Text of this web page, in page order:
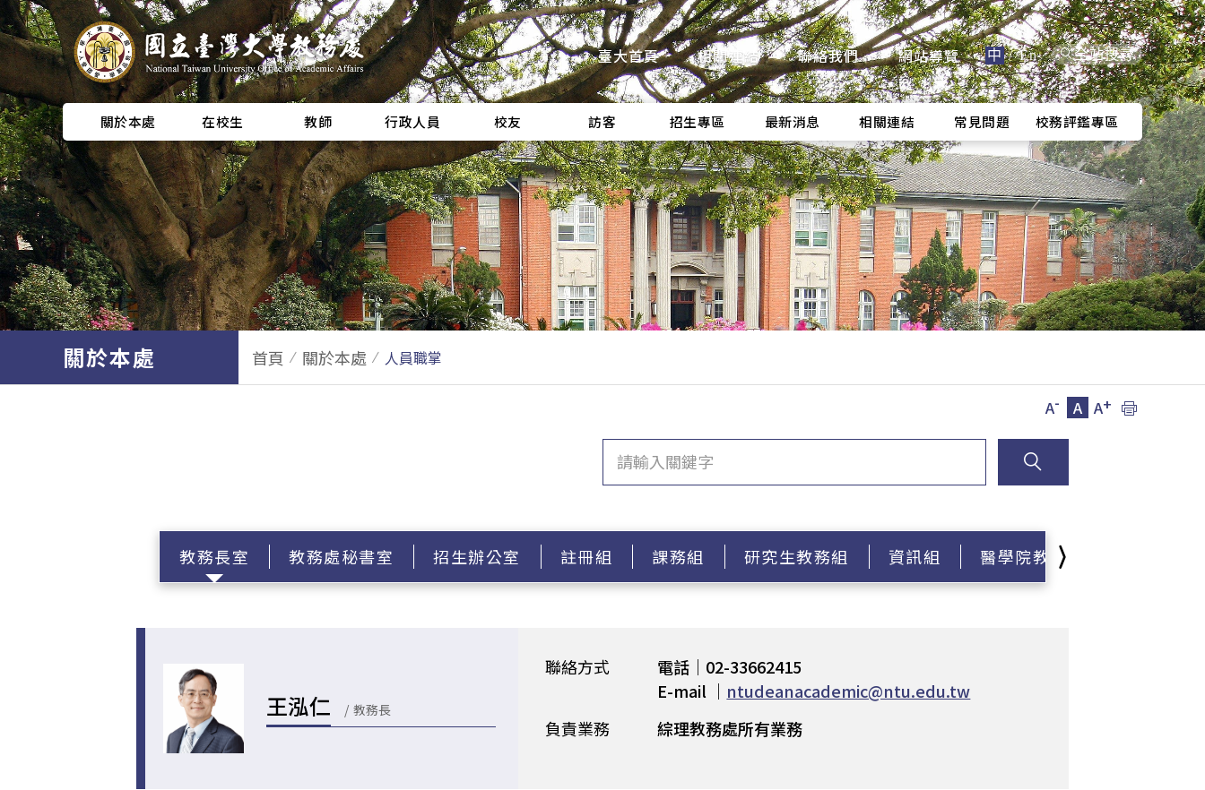
臺大首頁 相關連結 聯絡我們 網站導覽 中 / En 全站搜尋
關於本處 在校生 教師 行政人員 校友 訪客 招生專區 最新消息 相關連結 常見問題 校務評鑑專區
關於本處 首頁 關於本處 人員職掌
A- A A+
教務長室 教務處秘書室 招生辦公室 註冊組 課務組 研究生教務組 資訊組 醫學院教務分處
王泓仁 教務長
聯絡方式
電話｜02-33662415
E-mail ｜ ntudeanacademic@ntu.edu.tw
負責業務
綜理教務處所有業務